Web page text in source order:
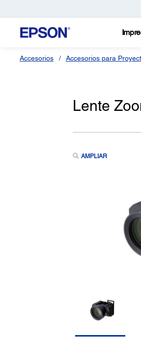
Accesorios Accesorios para
Lente
AMPLIAR